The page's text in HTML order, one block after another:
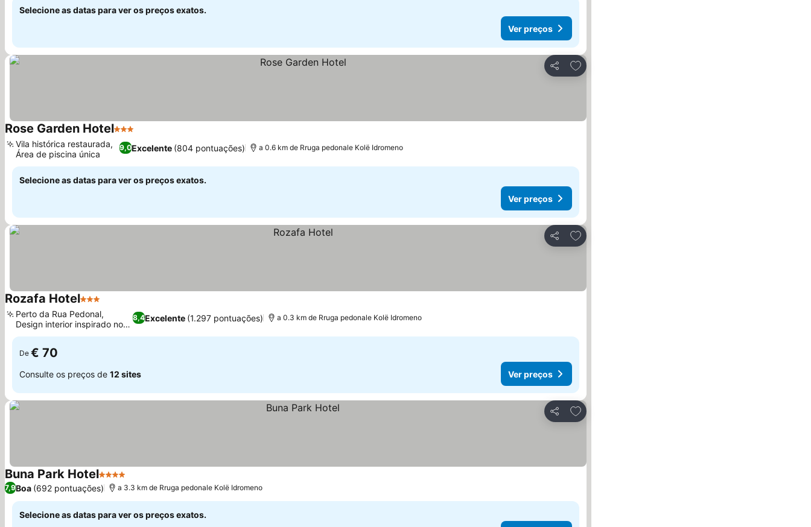
Selecione as datas para ver os preços exatos.
Ver preços
Partilhar
Adicionar aos favoritos
Rose Garden Hotel3 Estrelas
9,0Excelente (804 pontuações)
Vila histórica restaurada,
Área de piscina única
a 0.6 km de Rruga pedonale Kolë Idromeno
Selecione as datas para ver os preços exatos.
Ver preços
Partilhar
Adicionar aos favoritos
Rozafa Hotel3 Estrelas
8,4Excelente (1.297 pontuações)
Perto da Rua Pedonal,
Design interior inspirado no
retrô
a 0.3 km de Rruga pedonale Kolë Idromeno
De € 70
Consulte os preços de 12 sites Ver preços
Partilhar
Adicionar aos favoritos
Buna Park Hotel4 Estrelas
7,9Boa (692 pontuações) a 3.3 km de Rruga pedonale Kolë Idromeno
Selecione as datas para ver os preços exatos.